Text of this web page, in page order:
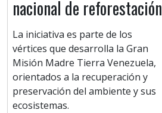
nacional de reforestación
La iniciativa es parte de los
vértices que desarrolla la Gran
Misión Madre Tierra Venezuela,
orientados a la recuperación y
preservación del ambiente y sus
ecosistemas.